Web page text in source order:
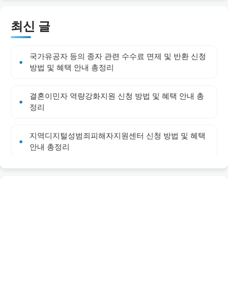
최신 글
국가유공자 등의 종자 관련 수수료 면제 및 반환 신청
방법 및 혜택 안내 총정리
결혼이민자 역량강화지원 신청 방법 및 혜택 안내 총
정리
지역디지털성범죄피해자지원센터 신청 방법 및 혜택
안내 총정리